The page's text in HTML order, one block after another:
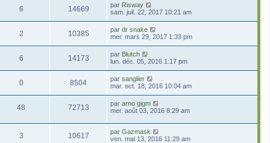
6 14669 par Risway
sam. juil. 22, 2017 10:21 am
2 10385 par dr snake
mer. mars 29, 2017 1:33 pm
6 14173 par Blutch
lun. déc. 05, 2016 1:17 pm
0 8504 par sanglier
mar. oct. 18, 2016 10:04 am
48 72713 par arno gigm
mer. août 03, 2016 8:29 am
3 10617 par Gazmask
ven. mai 13, 2016 11:29 am